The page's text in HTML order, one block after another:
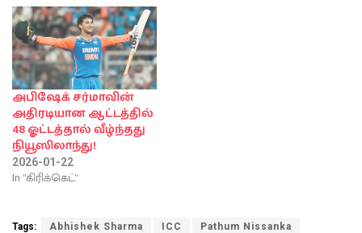
அபிஷேக் சர்மாவின்
அதிரடியான ஆட்டத்தில்
48 ஓட்டத்தால் வீழ்ந்தது
நியூஸிலாந்து!
2026-01-22
In "கிரிக்கெட்"
Tags: Abhishek Sharma ICC Pathum Nissanka